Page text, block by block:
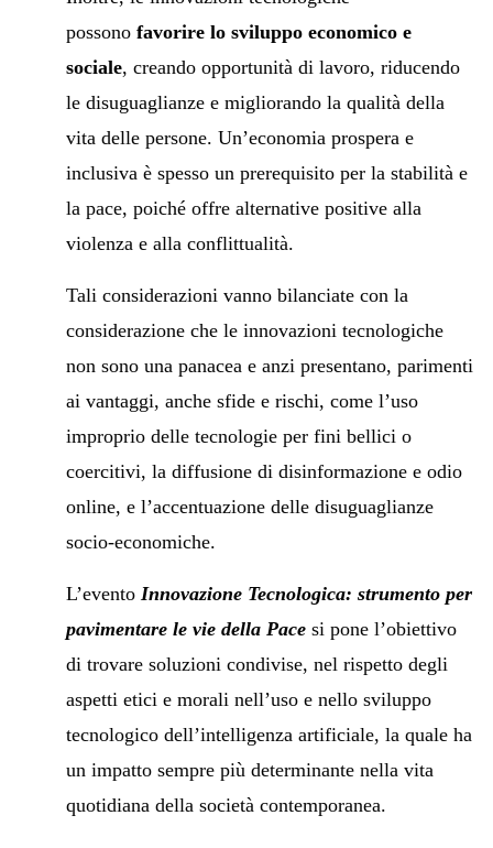
possono favorire lo sviluppo economico e
sociale, creando opportunità di lavoro, riducendo
le disuguaglianze e migliorando la qualità della
vita delle persone. Un’economia prospera e
inclusiva è spesso un prerequisito per la stabilità e
la pace, poiché offre alternative positive alla
violenza e alla conflittualità.
Tali considerazioni vanno bilanciate con la
considerazione che le innovazioni tecnologiche
non sono una panacea e anzi presentano, parimenti
ai vantaggi, anche sfide e rischi, come l’uso
improprio delle tecnologie per fini bellici o
coercitivi, la diffusione di disinformazione e odio
online, e l’accentuazione delle disuguaglianze
socio-economiche.
L’evento Innovazione Tecnologica: strumento per
pavimentare le vie della Pacesi pone l’obiettivo
di trovare soluzioni condivise, nel rispetto degli
aspetti etici e morali nell’uso e nello sviluppo
tecnologico dell’intelligenza artificiale, la quale ha
un impatto sempre più determinante nella vita
quotidiana della società contemporanea.